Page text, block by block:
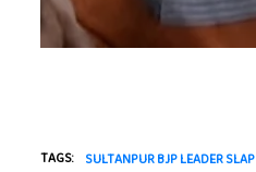
TAGS: SULTANPUR BJP LEADER SLAP